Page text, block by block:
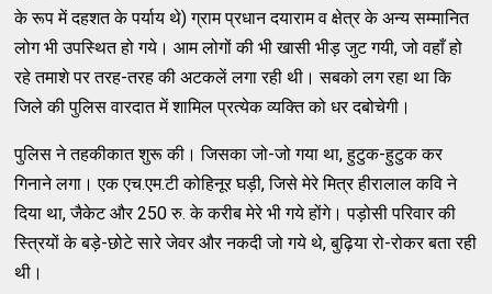
के रूप में दहशत के पर्याय थे) ग्राम प्रधान दयाराम व क्षेत्र के अन्य सम्मानित
लोग भी उपस्थित हो गये। आम लोगों की भी खासी भीड़ जुट गयी, जो वहाँ हो
रहे तमाशे पर तरह-तरह की अटकलें लगा रही थी। सबको लग रहा था कि
जिले की पुलिस वारदात में शामिल प्रत्येक व्यक्ति को धर दबोचेगी।
पुलिस ने तहकीकात शुरू की। जिसका जो-जो गया था, हुटुक-हुटुक कर
गिनाने लगा। एक एच.एम.टी कोहिनूर घड़ी, जिसे मेरे मित्र हीरालाल कवि ने
दिया था, जैकेट और 250 रु. के करीब मेरे भी गये होंगे। पड़ोसी परिवार की
स्त्रियों के बड़े-छोटे सारे जेवर और नकदी जो गये थे, बुढ़िया रो-रोकर बता रही
थी।